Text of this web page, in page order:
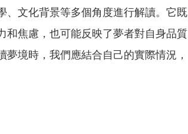
、文化背景等多個角度進行解讀。它既
和焦慮，也可能反映了夢者對自身品質
境時，我們應結合自己的實際情況，